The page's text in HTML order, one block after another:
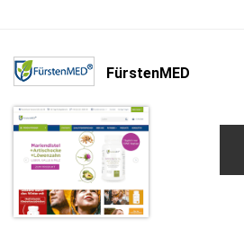
FürstenMED